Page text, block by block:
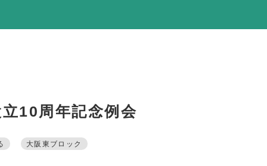
10周年記念例会
大阪東ブロック